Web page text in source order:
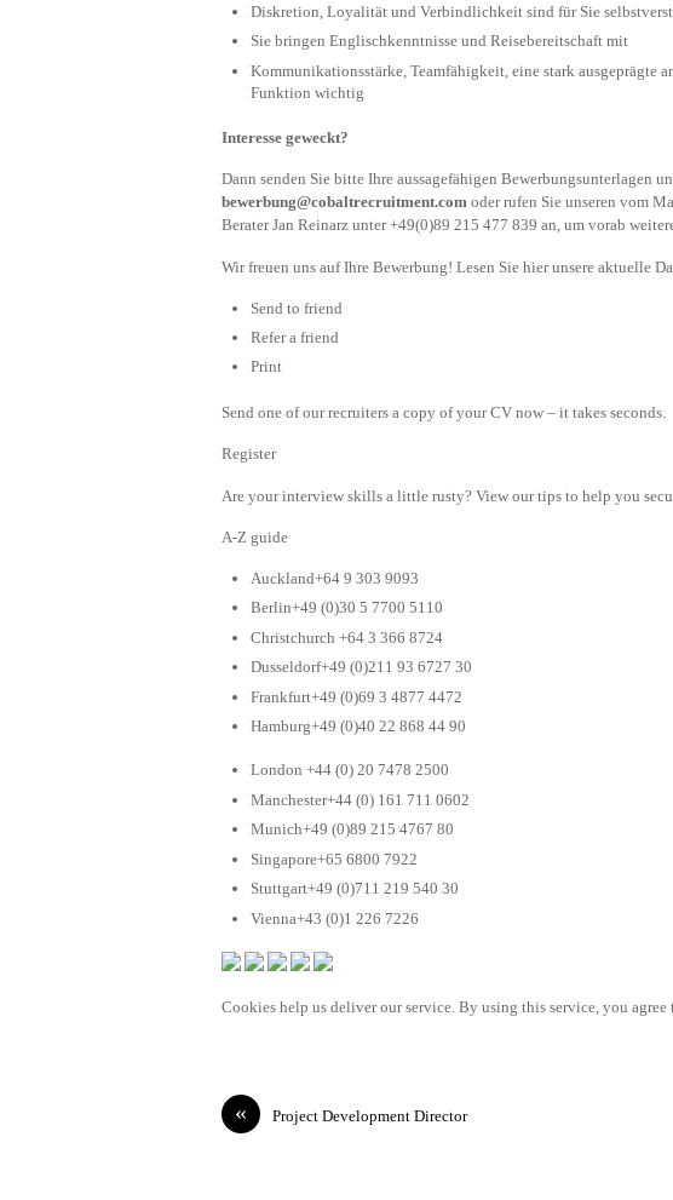
Diskretion, Loyalität und Verbindlichkeit sind für Sie
Sie bringen Englischkenntnisse und Reise­bereit­schaft mit
Kommunikationsstärke, Teamfähigkeit, eine stark
Funktion wichtig
Interesse geweckt?
Dann senden Sie bitte Ihre aussagefähigen Bewerbungsunterlagen
bewerbung@cobaltrecruitment.com oder rufen Sie unseren vom
Berater Jan Reinarz unter +49(0)89 215 477 839 an, um vorab
Wir freuen uns auf Ihre Bewerbung! Lesen Sie hier unsere aktuelle
Send to friend
Refer a friend
Print
Send one of our recruiters a copy of your CV now – it takes seconds.
Register
Are your interview skills a little rusty? View our tips to help you
A-Z guide
Auckland+64 9 303 9093
Berlin+49 (0)30 5 7700 5110
Christchurch +64 3 366 8724
Dusseldorf+49 (0)211 93 6727 30
Frankfurt+49 (0)69 3 4877 4472
Hamburg+49 (0)40 22 868 44 90
London +44 (0) 20 7478 2500
Manchester+44 (0) 161 711 0602
Munich+49 (0)89 215 4767 80
Singapore+65 6800 7922
Stuttgart+49 (0)711 219 540 30
Vienna+43 (0)1 226 7226
Cookies help us deliver our service. By using this service, you
« Project Development Director